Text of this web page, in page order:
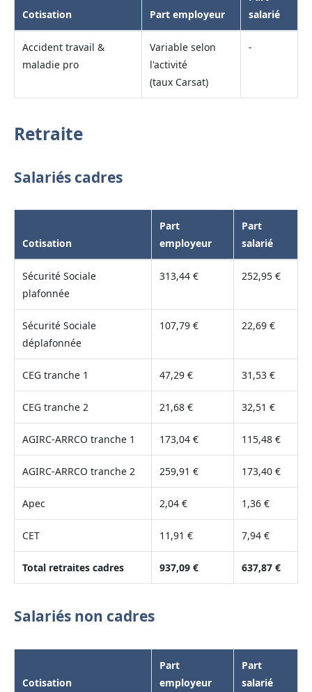
Cotisation Part employeur
salarié
Accident travail &
maladie pro
Variable selon
l'activité
(taux Carsat)
-
Retraite
Salariés cadres
Cotisation
Part
employeur
Part
salarié
Sécurité Sociale
plafonnée
313,44 € 252,95 €
Sécurité Sociale
déplafonnée
107,79 € 22,69 €
CEG tranche 1 47,29 € 31,53 €
CEG tranche 2 21,68 € 32,51 €
AGIRC-ARRCO tranche 1 173,04 € 115,48 €
AGIRC-ARRCO tranche 2 259,91 € 173,40 €
Apec 2,04 € 1,36 €
CET 11,91 € 7,94 €
Total retraites cadres 937,09 € 637,87 €
Salariés non cadres
Cotisation
Part
employeur
Part
salarié